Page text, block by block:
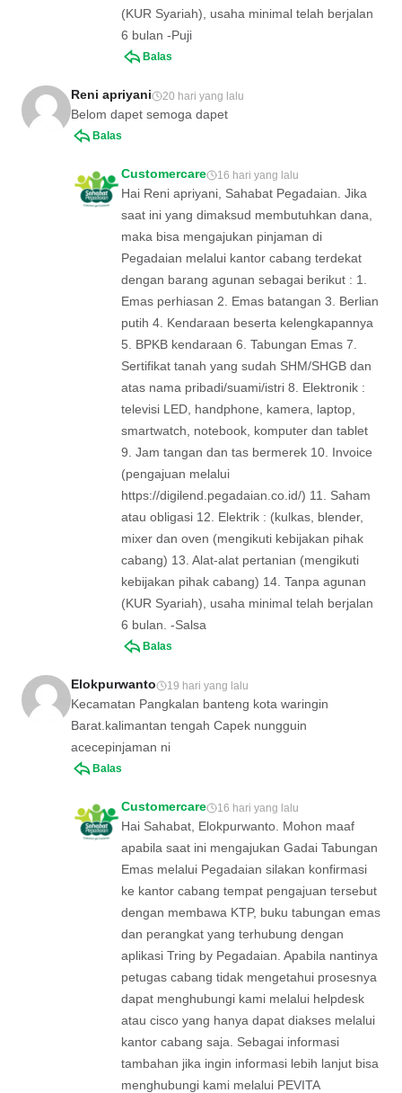
(KUR Syariah), usaha minimal telah berjalan
6 bulan -Puji
Balas
Reni apriyani 20 hari yang lalu
Belom dapet semoga dapet
Balas
Customercare 16 hari yang lalu
Hai Reni apriyani, Sahabat Pegadaian. Jika
saat ini yang dimaksud membutuhkan dana,
maka bisa mengajukan pinjaman di
Pegadaian melalui kantor cabang terdekat
dengan barang agunan sebagai berikut : 1.
Emas perhiasan 2. Emas batangan 3. Berlian
putih 4. Kendaraan beserta kelengkapannya
5. BPKB kendaraan 6. Tabungan Emas 7.
Sertifikat tanah yang sudah SHM/SHGB dan
atas nama pribadi/suami/istri 8. Elektronik :
televisi LED, handphone, kamera, laptop,
smartwatch, notebook, komputer dan tablet
9. Jam tangan dan tas bermerek 10. Invoice
(pengajuan melalui
https://digilend.pegadaian.co.id/) 11. Saham
atau obligasi 12. Elektrik : (kulkas, blender,
mixer dan oven (mengikuti kebijakan pihak
cabang) 13. Alat-alat pertanian (mengikuti
kebijakan pihak cabang) 14. Tanpa agunan
(KUR Syariah), usaha minimal telah berjalan
6 bulan. -Salsa
Balas
Elokpurwanto 19 hari yang lalu
Kecamatan Pangkalan banteng kota waringin
Barat.kalimantan tengah Capek nungguin
acecepinjaman ni
Balas
Customercare 16 hari yang lalu
Hai Sahabat, Elokpurwanto. Mohon maaf
apabila saat ini mengajukan Gadai Tabungan
Emas melalui Pegadaian silakan konfirmasi
ke kantor cabang tempat pengajuan tersebut
dengan membawa KTP, buku tabungan emas
dan perangkat yang terhubung dengan
aplikasi Tring by Pegadaian. Apabila nantinya
petugas cabang tidak mengetahui prosesnya
dapat menghubungi kami melalui helpdesk
atau cisco yang hanya dapat diakses melalui
kantor cabang saja. Sebagai informasi
tambahan jika ingin informasi lebih lanjut bisa
menghubungi kami melalui PEVITA